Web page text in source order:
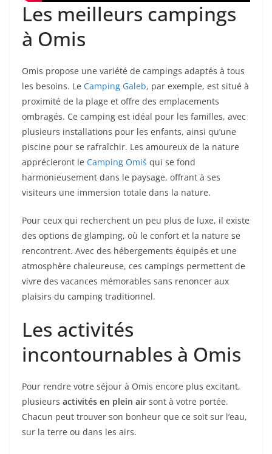
Les meilleurs campings
à Omis
Omis propose une variété de campings adaptés à tous
les besoins. Le Camping Galeb, par exemple, est situé à
proximité de la plage et offre des emplacements
ombragés. Ce camping est idéal pour les familles, avec
plusieurs installations pour les enfants, ainsi qu’une
piscine pour se rafraîchir. Les amoureux de la nature
apprécieront le Camping Omiš qui se fond
harmonieusement dans le paysage, offrant à ses
visiteurs une immersion totale dans la nature.
Pour ceux qui recherchent un peu plus de luxe, il existe
des options de glamping, où le confort et la nature se
rencontrent. Avec des hébergements équipés et une
atmosphère chaleureuse, ces campings permettent de
vivre des vacances mémorables sans renoncer aux
plaisirs du camping traditionnel.
Les activités
incontournables à Omis
Pour rendre votre séjour à Omis encore plus excitant,
plusieurs activités en plein air sont à votre portée.
Chacun peut trouver son bonheur que ce soit sur l’eau,
sur la terre ou dans les airs.